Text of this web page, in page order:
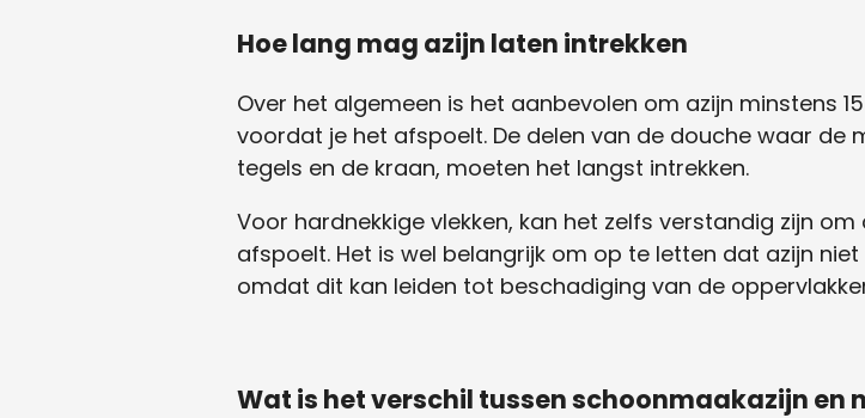
Hoe lang mag azijn laten intrekken
Over het algemeen is het aanbevolen om azijn minstens
voordat je het afspoelt. De delen van de douche waar de
tegels en de kraan, moeten het langst intrekken.
Voor hardnekkige vlekken, kan het zelfs verstandig zijn
afspoelt. Het is wel belangrijk om op te letten dat azijn
omdat dit kan leiden tot beschadiging van de
Wat is het verschil tussen schoonmaakazijn en